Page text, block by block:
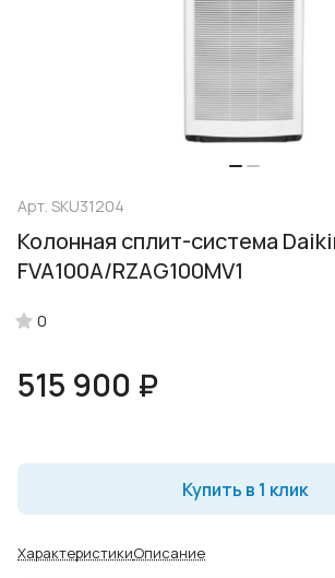
Арт. SKU31204
Колонная сплит-система
FVA100A/RZAG100MV1
0
515 900 ₽
Купить в 1 клик
ХарактеристикиОписание